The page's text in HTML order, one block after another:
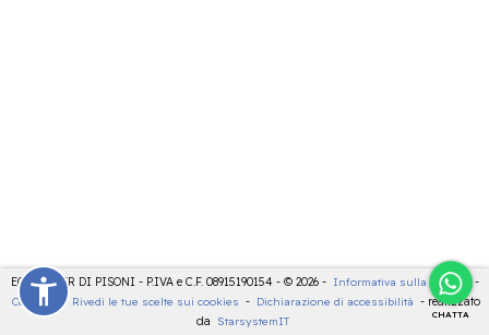
CHATTA
ECOCENTER DI PISONI - P.IVA e C.F. 08915190154 - © 2026 - Informativa sulla privacy
-
Cookies
- Rivedi le tue scelte sui cookies - Dichiarazione di accessibilità - realizzato
da
StarsystemIT